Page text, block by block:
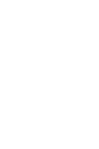
them?
greatest
colors. In this
When the